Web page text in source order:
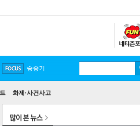
화제·사건사고
송중기